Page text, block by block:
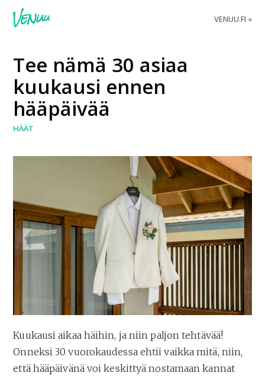
VENUU.FI
Tee nämä 30 asiaa
kuukausi ennen
hääpäivää
HÄÄT
Kuukausi aikaa häihin, ja niin paljon tehtävää!
Onneksi 30 vuorokaudessa ehtii vaikka mitä, niin,
että hääpäivänä voi keskittyä nostamaan kannat